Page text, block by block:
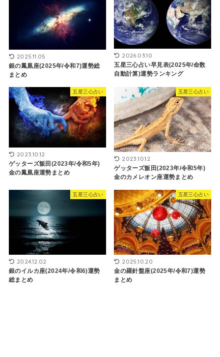
2025.11.05
銀の鳳凰座(2025年/令和7)運勢総
まとめ
2026.03.10
五星三心占い早見表(2025年/命数
自動計算)運勢ランキング
五星三心占い
2023.10.12
ゲッターズ飯田(2023年/令和5年)
金の鳳凰座運勢まとめ
五星三心占い
2023.10.12
ゲッターズ飯田(2023年/令和5年)
金のカメレオン座運勢まとめ
五星三心占い
2024.12.02
銀のイルカ座(2024年/令和6)運勢
総まとめ
五星三心占い
2025.10.20
金の羅針盤座(2025年/令和7)運勢
まとめ